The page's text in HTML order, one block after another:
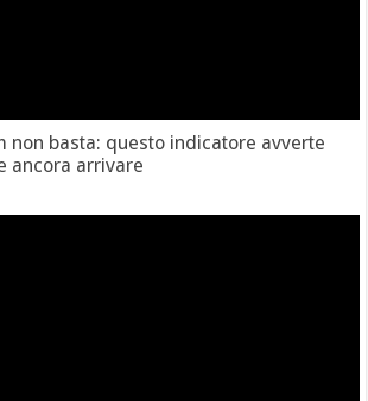
non basta: questo indicatore avverte
ancora arrivare